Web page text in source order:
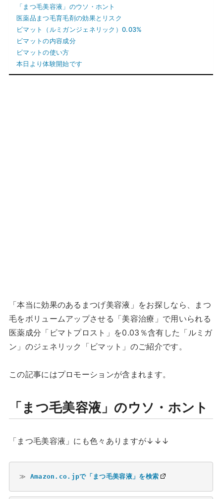
「まつ毛美容液」のウソ・ホント
医薬品まつ毛育毛剤の効果とリスク
ビマット（ルミガンジェネリック）0.03%
ビマットの内容成分
ビマットの使い方
本日より体験開始です
「本当に効果のあるまつげ美容液」をお探しなら、まつ
毛をボリュームアップさせる「美容治療」で用いられる
医薬成分「ビマトプロスト」を0.03％含有した「ルミガ
ン」のジェネリック「ビマット」のご紹介です。
この記事にはプロモーションが含まれます。
「まつ毛美容液」のウソ・ホント
「まつ毛美容液」にも色々ありますが↓↓↓
≫ Amazon.co.jpで「まつ毛美容液」を検索